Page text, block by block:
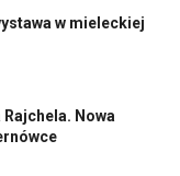
w mieleckiej
Nowa